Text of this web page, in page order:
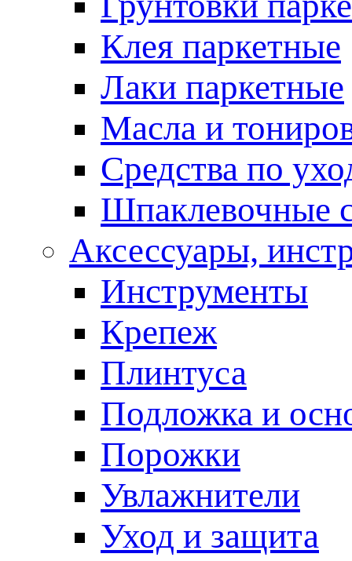
Клея паркетные
Лаки паркетные
Масла и
Средства по
Шпаклевочные
Аксессуары,
Инструменты
Крепеж
Плинтуса
Подложка и
Порожки
Увлажнители
Уход и защита